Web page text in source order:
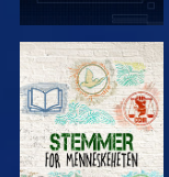
UTFORSK
SERIEN